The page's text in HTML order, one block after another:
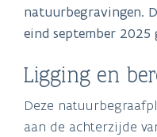
natuurbegravingen.
eind september 2025
Ligging en
Deze
aan de achterzijde